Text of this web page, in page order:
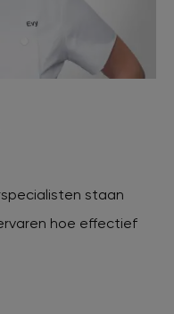
staan
hoe effectief